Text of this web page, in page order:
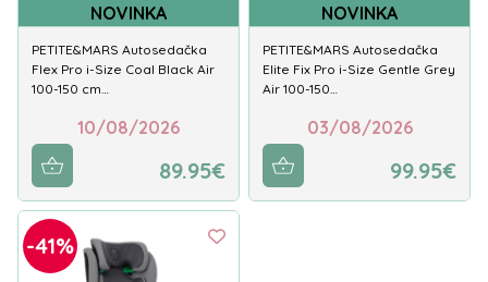
NOVINKA
PETITE&MARS Autosedačka
Flex Pro i-Size Coal Black Air
100-150 cm…
10/08/2026
89.95€
NOVINKA
PETITE&MARS Autosedačka
Elite Fix Pro i-Size Gentle Grey
Air 100-150…
03/08/2026
99.95€
-41%